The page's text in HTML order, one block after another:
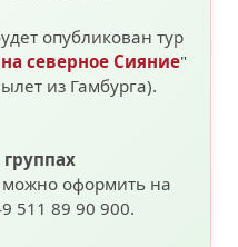
опубликован тур
северное Сияние"
из Гамбурга).
можно оформить на
511 89 90 900.